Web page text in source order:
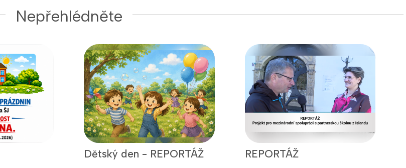
Nepřehlédněte
Dětský den - REPORTÁŽ REPORTÁŽ